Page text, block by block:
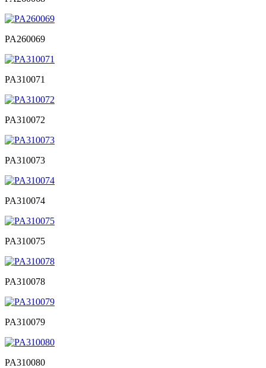
PA260069
PA310071
PA310072
PA310073
PA310074
PA310075
PA310078
PA310079
PA310080